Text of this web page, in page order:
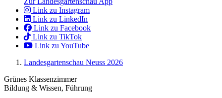
Link zu Instagram
Link zu LinkedIn
Link zu Facebook
Link zu TikTok
Link zu YouTube
Landesgartenschau Neuss 2026
Grünes Klassenzimmer
Bildung & Wissen, Führung